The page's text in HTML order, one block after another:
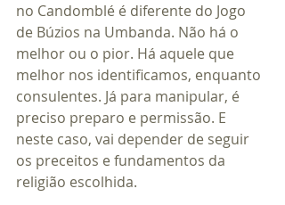
no Candomblé é diferente do Jogo
de Búzios na Umbanda. Não há o
melhor ou o pior. Há aquele que
melhor nos identificamos, enquanto
consulentes. Já para manipular, é
preciso preparo e permissão. E
neste caso, vai depender de seguir
os preceitos e fundamentos da
religião escolhida.